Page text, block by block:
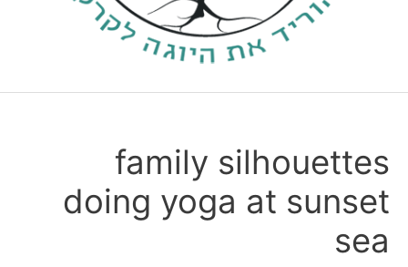
family silhouettes
doing yoga at sunset
sea